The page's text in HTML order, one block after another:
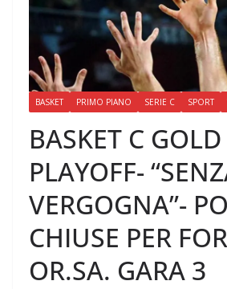
BASKET PRIMO PIANO SERIE C SPORT
BASKET C GOLD
PLAYOFF-
VERGOGNA”-
CHIUSE PER
OR.SA. GARA 3